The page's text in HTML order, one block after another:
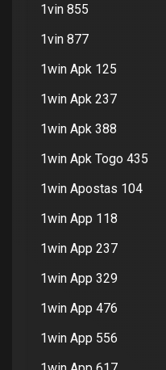
1vin 855
1vin 877
1win Apk 125
1win Apk 237
1win Apk 388
1win Apk Togo 435
1win Apostas 104
1win App 118
1win App 237
1win App 329
1win App 476
1win App 556